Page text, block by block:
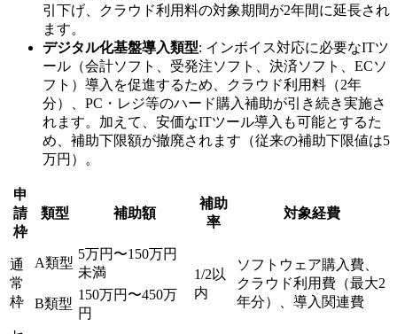
引下げ、クラウド利用料の対象期間が2年間に延長され
ます。
デジタル化基盤導入類型: インボイス対応に必要なITツ
ール（会計ソフト、受発注ソフト、決済ソフト、ECソ
フト）導入を促進するため、クラウド利用料（2年
分）、PC・レジ等のハード購入補助が引き続き実施さ
れます。加えて、安価なITツール導入も可能とするた
め、補助下限額が撤廃されます（従来の補助下限値は5
万円）。
申
請
枠
類型 補助額
補助
率
対象経費
通
常
枠
A類型
5万円〜150万円
未満
1/2以
内
ソフトウェア購入費、
クラウド利用費（最大2
年分）、導入関連費
B類型
150万円〜450万
円